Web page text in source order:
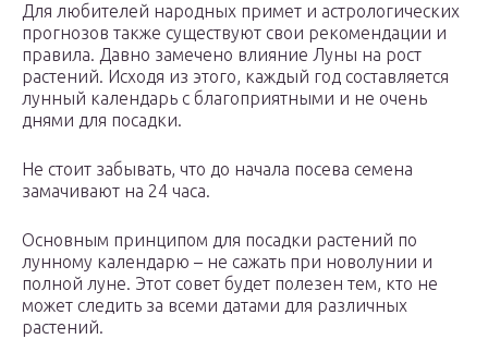
Для любителей народных примет и астрологических
прогнозов также существуют свои рекомендации и
правила. Давно замечено влияние Луны на рост
растений. Исходя из этого, каждый год составляется
лунный календарь с благоприятными и не очень
днями для посадки.
Не стоит забывать, что до начала посева семена
замачивают на 24 часа.
Основным принципом для посадки растений по
лунному календарю – не сажать при новолунии и
полной луне. Этот совет будет полезен тем, кто не
может следить за всеми датами для различных
растений.